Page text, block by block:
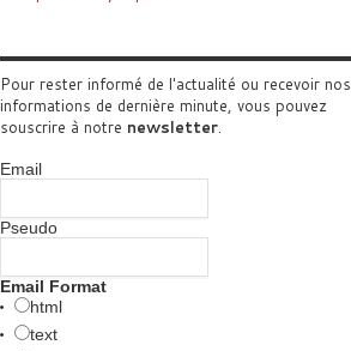
Pour rester informé de l'actualité ou recevoir nos
informations de dernière minute, vous pouvez
souscrire à notre newsletter.
Email
Pseudo
Email Format
html
text